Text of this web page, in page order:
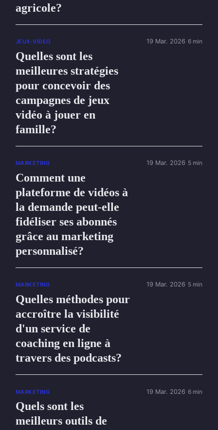
agricole?
JEUX-VIDEO
Quelles sont les
meilleures stratégies
pour concevoir des
campagnes de jeux
vidéo à jouer en
famille?
19 Mar. 2026 6 min
MARKETING
Comment une
plateforme de vidéos à
la demande peut-elle
fidéliser ses abonnés
grâce au marketing
personnalisé?
19 Mar. 2026 5 min
MARKETING
Quelles méthodes pour
accroître la visibilité
d'un service de
coaching en ligne à
travers des podcasts?
19 Mar. 2026 5 min
MARKETING
Quels sont les
meilleurs outils de
19 Mar. 2026 6 min